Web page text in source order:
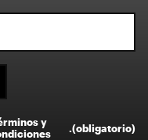
y
(obligatorio)